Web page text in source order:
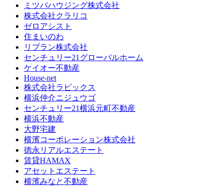
ミツバハウジング株式会社
株式会社クラリコ
ゼロアシスト
住まいのわ
リブラン株式会社
センチュリー21グローバルホーム
ケイオー不動産
House-net
株式会社ラビックス
横浜仲介ニジュウゴ
センチュリー21横浜元町不動産
横浜不動産
大野宅建
横濱コーポレーション株式会社
徳永リアルエステート
賃貸HAMAX
アセットエステート
横濱みなと不動産